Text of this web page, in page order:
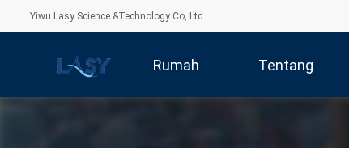
Yiwu Lasy Science &Technology Co,.Ltd
Rumah Tentang